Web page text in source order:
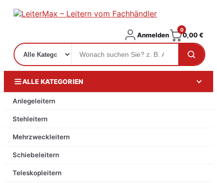
Anmelden
0
0,00€
ALLE KATEGORIEN
Anlegeleitern
Stehleitern
Mehrzweckleitern
Schiebeleitern
Teleskopleitern